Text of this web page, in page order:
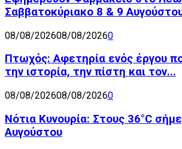
Σαββατοκύριακο 8 & 9
08/08/202608/08/20260
Πτωχός: Αφετηρία ενός έργου
την ιστορία, την πίστη και τον...
08/08/202608/08/20260
Νότια Κυνουρία: Στους 36°C
Αυγούστου